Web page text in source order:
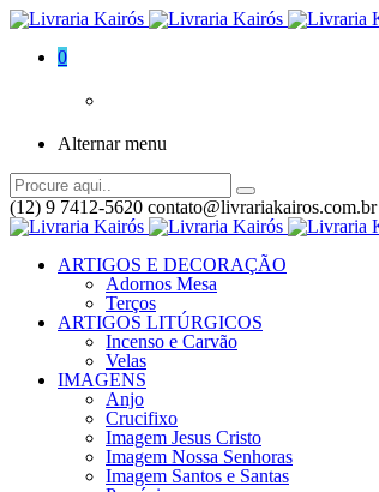
0
Alternar menu
(12) 9 7412-5620 contato@livrariakairos.com.br
ARTIGOS E DECORAÇÃO
Adornos Mesa
Terços
ARTIGOS LITÚRGICOS
Incenso e Carvão
Velas
IMAGENS
Anjo
Crucifixo
Imagem Jesus Cristo
Imagem Nossa Senhoras
Imagem Santos e Santas